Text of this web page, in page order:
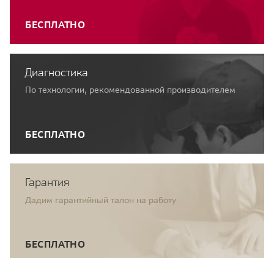
БЕСПЛАТНО
Диагностика
По технологии, рекомендованной производителем
БЕСПЛАТНО
Гарантия
Дадим гарантийный талон на работу
БЕСПЛАТНО